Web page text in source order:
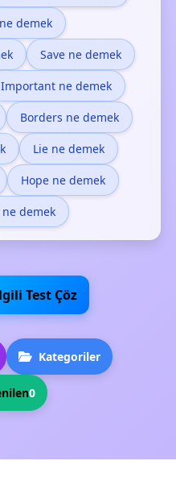
demek
Save ne demek
Important ne demek
Borders ne demek
Lie ne demek
Hope ne demek
demek
Test Çöz
Kategoriler
0